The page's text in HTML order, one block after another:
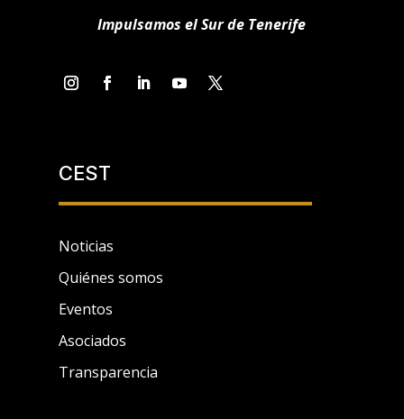
Impulsamos el Sur de Tenerife
CEST
Noticias
Quiénes somos
Eventos
Asociados
Transparencia